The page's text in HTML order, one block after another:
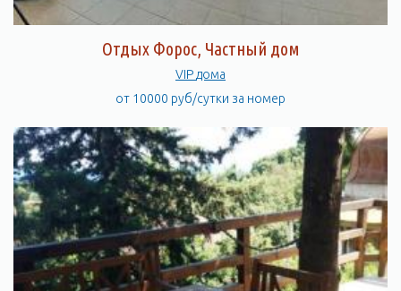
Отдых Форос, Частный дом
VIP дома
от 10000 руб/сутки за номер